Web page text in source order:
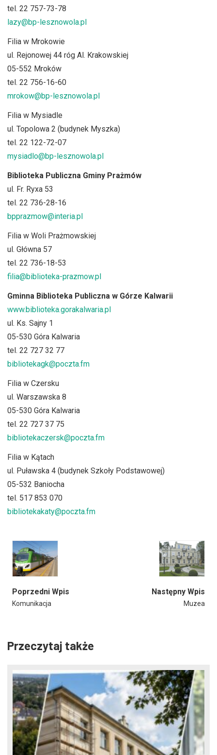
tel. 22 757-73-78
lazy@bp-lesznowola.pl
Filia w Mrokowie
ul. Rejonowej 44 róg Al. Krakowskiej
05-552 Mroków
tel. 22 756-16-60
mrokow@bp-lesznowola.pl
Filia w Mysiadle
ul. Topolowa 2 (budynek Myszka)
tel. 22 122-72-07
mysiadlo@bp-lesznowola.pl
Biblioteka Publiczna Gminy Prażmów
ul. Fr. Ryxa 53
tel. 22 736-28-16
bpprazmow@interia.pl
Filia w Woli Prażmowskiej
ul. Główna 57
tel. 22 736-18-53
filia@biblioteka-prazmow.pl
Gminna Biblioteka Publiczna w Górze Kalwarii
www.biblioteka.gorakalwaria.pl
ul. Ks. Sajny 1
05-530 Góra Kalwaria
tel. 22 727 32 77
bibliotekagk@poczta.fm
Filia w Czersku
ul. Warszawska 8
05-530 Góra Kalwaria
tel. 22 727 37 75
bibliotekaczersk@poczta.fm
Filia w Kątach
ul. Puławska 4 (budynek Szkoły Podstawowej)
05-532 Baniocha
tel. 517 853 070
bibliotekakaty@poczta.fm
Poprzedni Wpis
Komunikacja
Następny Wpis
Muzea
Przeczytaj także